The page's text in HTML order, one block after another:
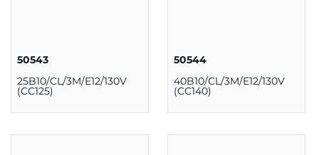
50543
25B10/CL/3M/E12/130V
(CC125)
50544
40B10/CL/3M/E12/130V
(CC140)